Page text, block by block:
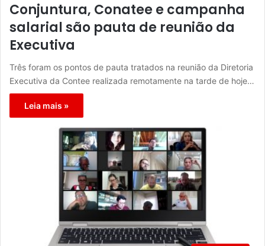
Conjuntura, Conatee e campanha
salarial são pauta de reunião da
Executiva
Três foram os pontos de pauta tratados na reunião da Diretoria
Executiva da Contee realizada remotamente na tarde de hoje…
Leia mais »